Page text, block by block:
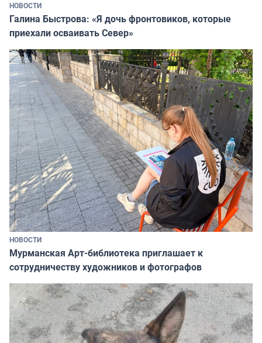
НОВОСТИ
Галина Быстрова: «Я дочь фронтовиков, которые
приехали осваивать Север»
НОВОСТИ
Мурманская Арт-библиотека приглашает к
сотрудничеству художников и фотографов